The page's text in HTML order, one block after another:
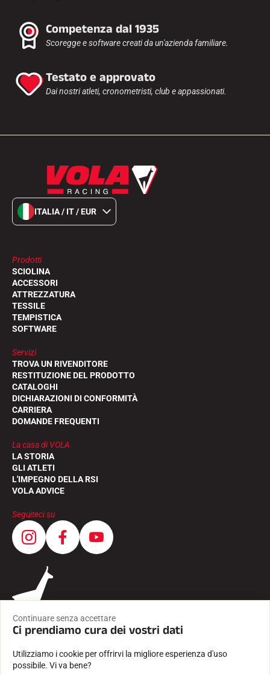
Competenza dal 1935
Scoregge e software creati da un'azienda familiare.
Testato e approvato
Dai nostri atleti, cronometristi, club e appassionati.
ITALIA / IT / EUR
Prodotti
SCIOLINA
ACCESSORI
ATTREZZATURA
TESSILE
TEMPISTICA
SOFTWARE
Servizi
TROVA UN RIVENDITORE
RESTITUZIONE DEL PRODOTTO
CATALOGHI
DICHIARAZIONI DI CONFORMITÀ
CARRIERA
DOMANDE FREQUENTI
La casa di VOLA
LA STORIA
GLI ATLETI
L'IMPEGNO DELLA RSI
VOLA ADVICE
Seguiteci su
Continuare senza accettare
Ci prendiamo cura dei vostri dati
Utilizziamo i cookie per offrirvi la migliore esperienza d'uso
possibile. Vi va bene?